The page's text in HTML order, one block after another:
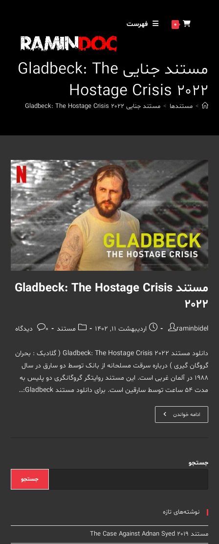
0 فهرست
مستند جنایی Gladbeck: The
Hostage Crisis 2022
> مستندها > مستند جنایی Gladbeck: The Hostage Crisis 2022
مستند Gladbeck: The Hostage Crisis
2022
نویسندهٔ
raminbidel
نوشته
شده
اردیبهشت 11, 1402
دسته‌مستند
نظرات
0 دیدگاه
دانلود مستند Gladbeck: The Hostage Crisis 2022 ( گلادبک : بحران
گروگان گیری ) درباره سرقت مسلحانه از بانک توسط دو سارق در سال
1988 در آلمان غربی است. این مستند روایتگر گروگانگری دو پلیس به
مدت 54 ساعت توسط سارقین است. برای دانلود مستند Gladbeck:…
ادامه خواندنمستند
Gladbeck:
جستجو
جستجو
نوشته‌های تازه
مستند The Case Against Adnan Syed 2019